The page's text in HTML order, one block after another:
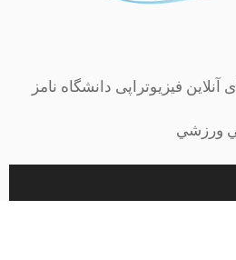
فیزیوتراپی دانشگاه نامز
ورزشي